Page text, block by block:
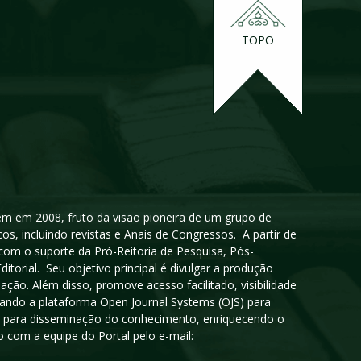
TOPO
em 2008, fruto da visão pioneira de um grupo de
incluindo revistas e Anais de Congressos. A partir de
o suporte da Pró-Reitoria de Pesquisa, Pós-
Seu objetivo principal é divulgar a produção
Além disso, promove acesso facilitado, visibilidade
a plataforma Open Journal Systems (OJS) para
disseminação do conhecimento, enriquecendo o
a equipe do Portal pelo e-mail: